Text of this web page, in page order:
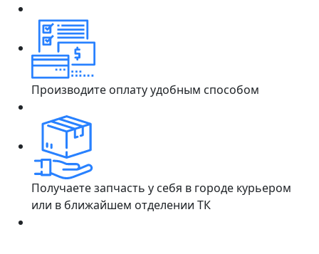
Производите оплату удобным способом
Получаете запчасть у себя в городе курьером
или в ближайшем отделении ТК